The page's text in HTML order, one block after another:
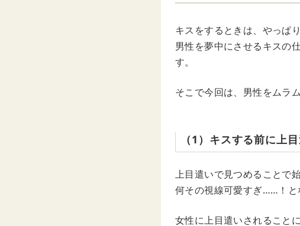
キスをするときは、やっぱ
男性を夢中にさせるキスの
す。
そこで今回は、男性をムラ
（1）キスする前に上
上目遣いで見つめることで
何その視線可愛すぎ……！と
女性に上目遣いされること